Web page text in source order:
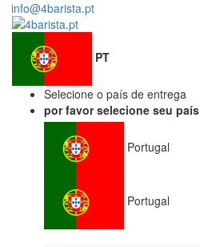
info@4barista.pt
PT
Selecione o país de entrega
por favor selecione seu país
Portugal
Portugal